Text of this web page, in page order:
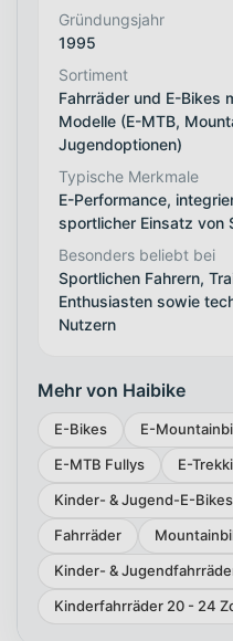
Gründungsjahr
1995
Sortiment
Fahrräder und E-Bikes
Modelle (E-MTB,
Jugendoptionen)
Typische Merkmale
E-Performance,
sportlicher Einsatz von
Besonders beliebt bei
Sportlichen Fahrern,
Enthusiasten sowie
Nutzern
Mehr von Haibike
E-Bikes E-
E-MTB Fullys
E-
Kinder- & Jugend-E-Bikes
Fahrräder
Kinder- &
Kinderfahrräder 20 - 24